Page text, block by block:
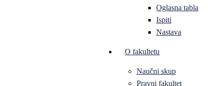
Oglasna tabla
Ispiti
Nastava
O fakultetu
Naučni skup
Pravni fakultet